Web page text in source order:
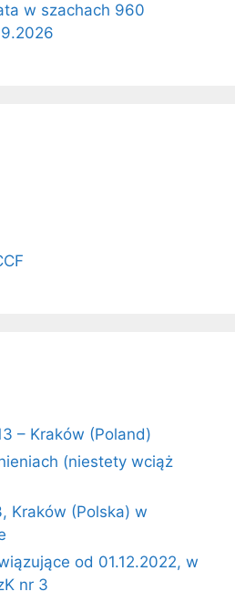
w szachach 960
– Kraków (Poland)
(niestety wciąż
Kraków (Polska) w
od 01.12.2022, w
nr 3